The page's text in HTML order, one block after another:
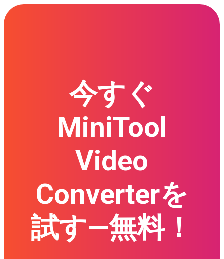
今すぐ
MiniTool
Video
Converterを
試す—無料！